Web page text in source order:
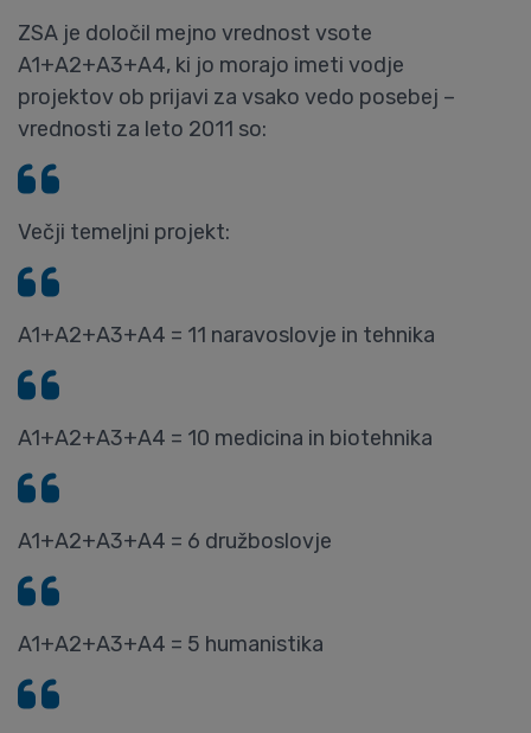
ZSA je določil mejno vrednost vsote
A1+A2+A3+A4, ki jo morajo imeti vodje
projektov ob prijavi za vsako vedo posebej –
vrednosti za leto 2011 so:
Večji temeljni projekt:
A1+A2+A3+A4 = 11 naravoslovje in tehnika
A1+A2+A3+A4 = 10 medicina in biotehnika
A1+A2+A3+A4 = 6 družboslovje
A1+A2+A3+A4 = 5 humanistika